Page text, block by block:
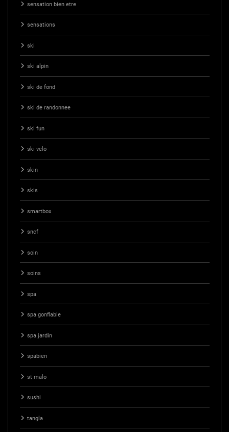
sensation bien etre
sensations
ski
ski alpin
ski de fond
ski de randonnee
ski fun
ski velo
skin
skis
smartbox
sncf
soin
soins
spa
spa gonflable
spa jardin
spabien
st malo
sushi
tangla